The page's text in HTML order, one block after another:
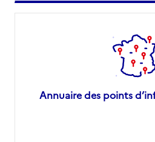
Annuaire des points